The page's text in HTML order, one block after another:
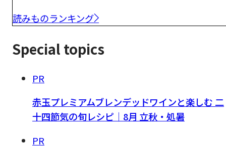
読みものランキング
Special topics
PR
赤玉プレミアムブレンデッドワインと楽しむ 二
十四節気の旬レシピ｜8月 立秋・処暑
PR